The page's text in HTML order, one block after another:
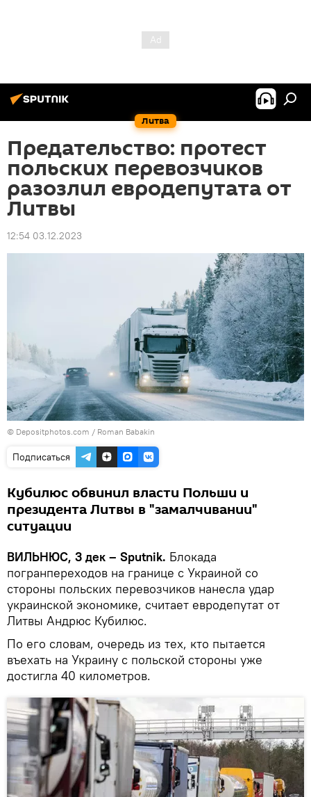
Литва
Предательство: протест
польских перевозчиков
разозлил евродепутата от
Литвы
12:54 03.12.2023
© Depositphotos.com / Roman Babakin
Подписаться
Кубилюс обвинил власти Польши и
президента Литвы в "замалчивании"
ситуации
ВИЛЬНЮС, 3 дек – Sputnik. Блокада
погранпереходов на границе с Украиной со
стороны польских перевозчиков нанесла удар
украинской экономике, считает евродепутат от
Литвы Андрюс Кубилюс.
По его словам, очередь из тех, кто пытается
въехать на Украину с польской стороны уже
достигла 40 километров.